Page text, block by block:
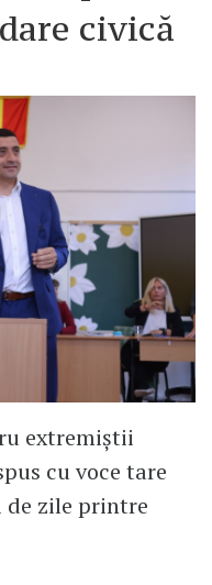
civică
extremiștii
cu voce tare
de zile printre